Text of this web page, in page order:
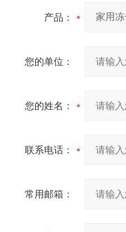
2024-08-21
产品：
您的单位：
您的姓名：
联系电话：
常用邮箱：